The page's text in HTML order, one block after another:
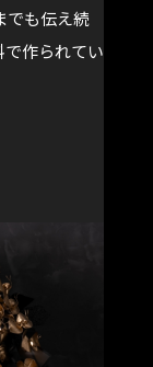
でも伝え続
作られてい